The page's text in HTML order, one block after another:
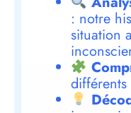
: notre
situation
différents